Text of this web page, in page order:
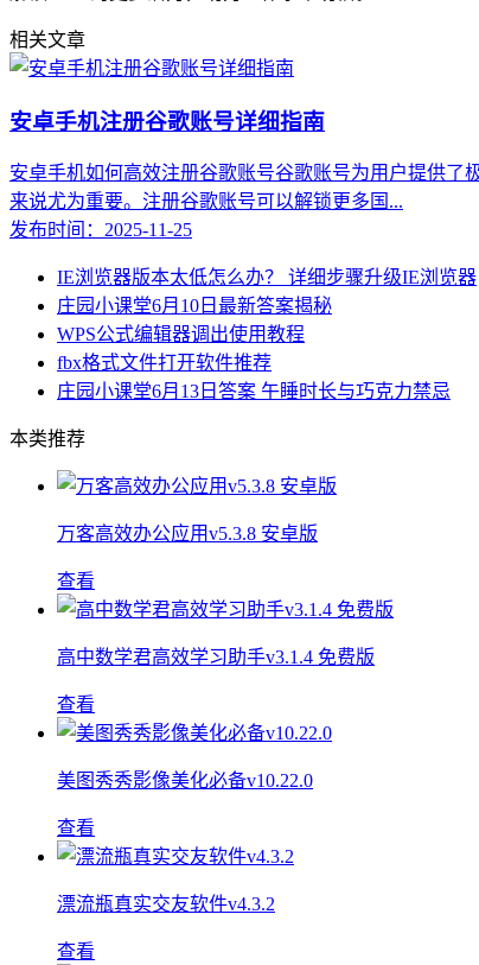
相关文章
安卓手机注册谷歌账号详细指南
安卓手机如何高效注册谷歌账号谷歌账号为用户提供了
来说尤为重要。注册谷歌账号可以解锁更多国...
发布时间：2025-11-25
IE浏览器版本太低怎么办？ 详细步骤升级IE浏览器
庄园小课堂6月10日最新答案揭秘
WPS公式编辑器调出使用教程
fbx格式文件打开软件推荐
庄园小课堂6月13日答案 午睡时长与巧克力禁忌
本类推荐
万客高效办公应用v5.3.8 安卓版
查看
高中数学君高效学习助手v3.1.4 免费版
查看
美图秀秀影像美化必备v10.22.0
查看
漂流瓶真实交友软件v4.3.2
查看